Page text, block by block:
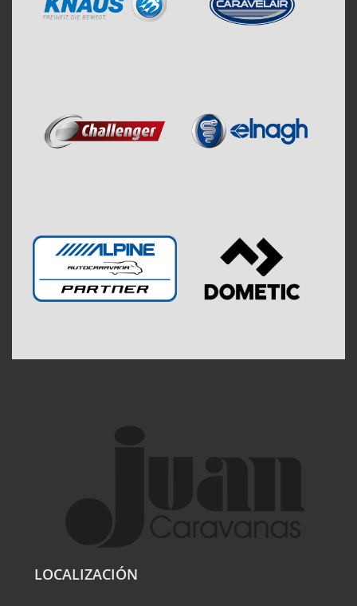
LOCALIZACIÓN